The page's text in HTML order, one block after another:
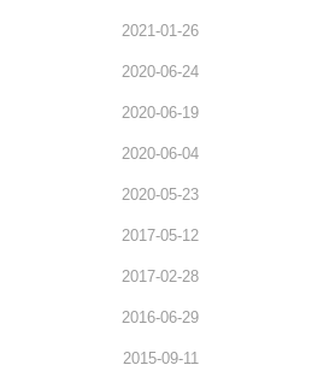
2021-01-26
2020-06-24
2020-06-19
2020-06-04
2020-05-23
2017-05-12
2017-02-28
2016-06-29
2015-09-11